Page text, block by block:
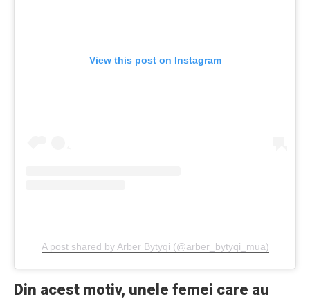
View this post on Instagram
A post shared by Arber Bytyqi (@arber_bytyqi_mua)
Din acest motiv, unele femei care au